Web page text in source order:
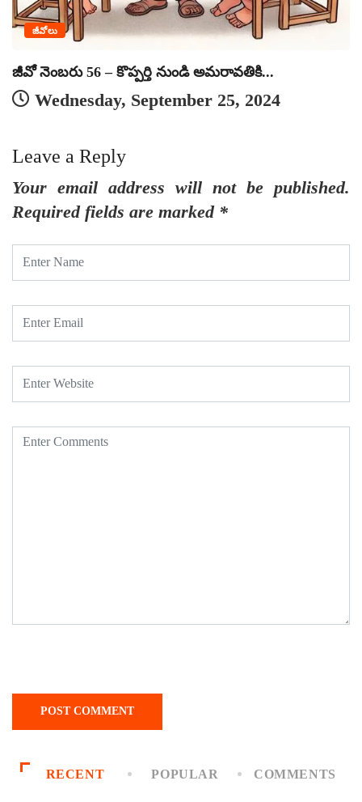
జీవోలు
జీవో నెంబరు 56 – కొప్పర్తి నుండి అమరావతికి...
Wednesday, September 25, 2024
Leave a Reply
Your email address will not be published.
Required fields are marked *
RECENT POPULAR COMMENTS